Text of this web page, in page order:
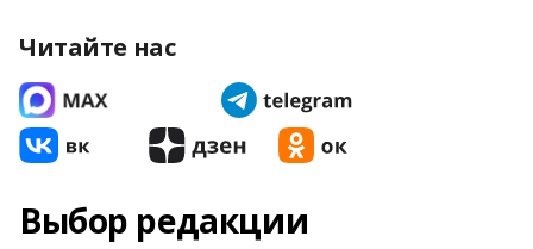
Читайте нас
Выбор редакции